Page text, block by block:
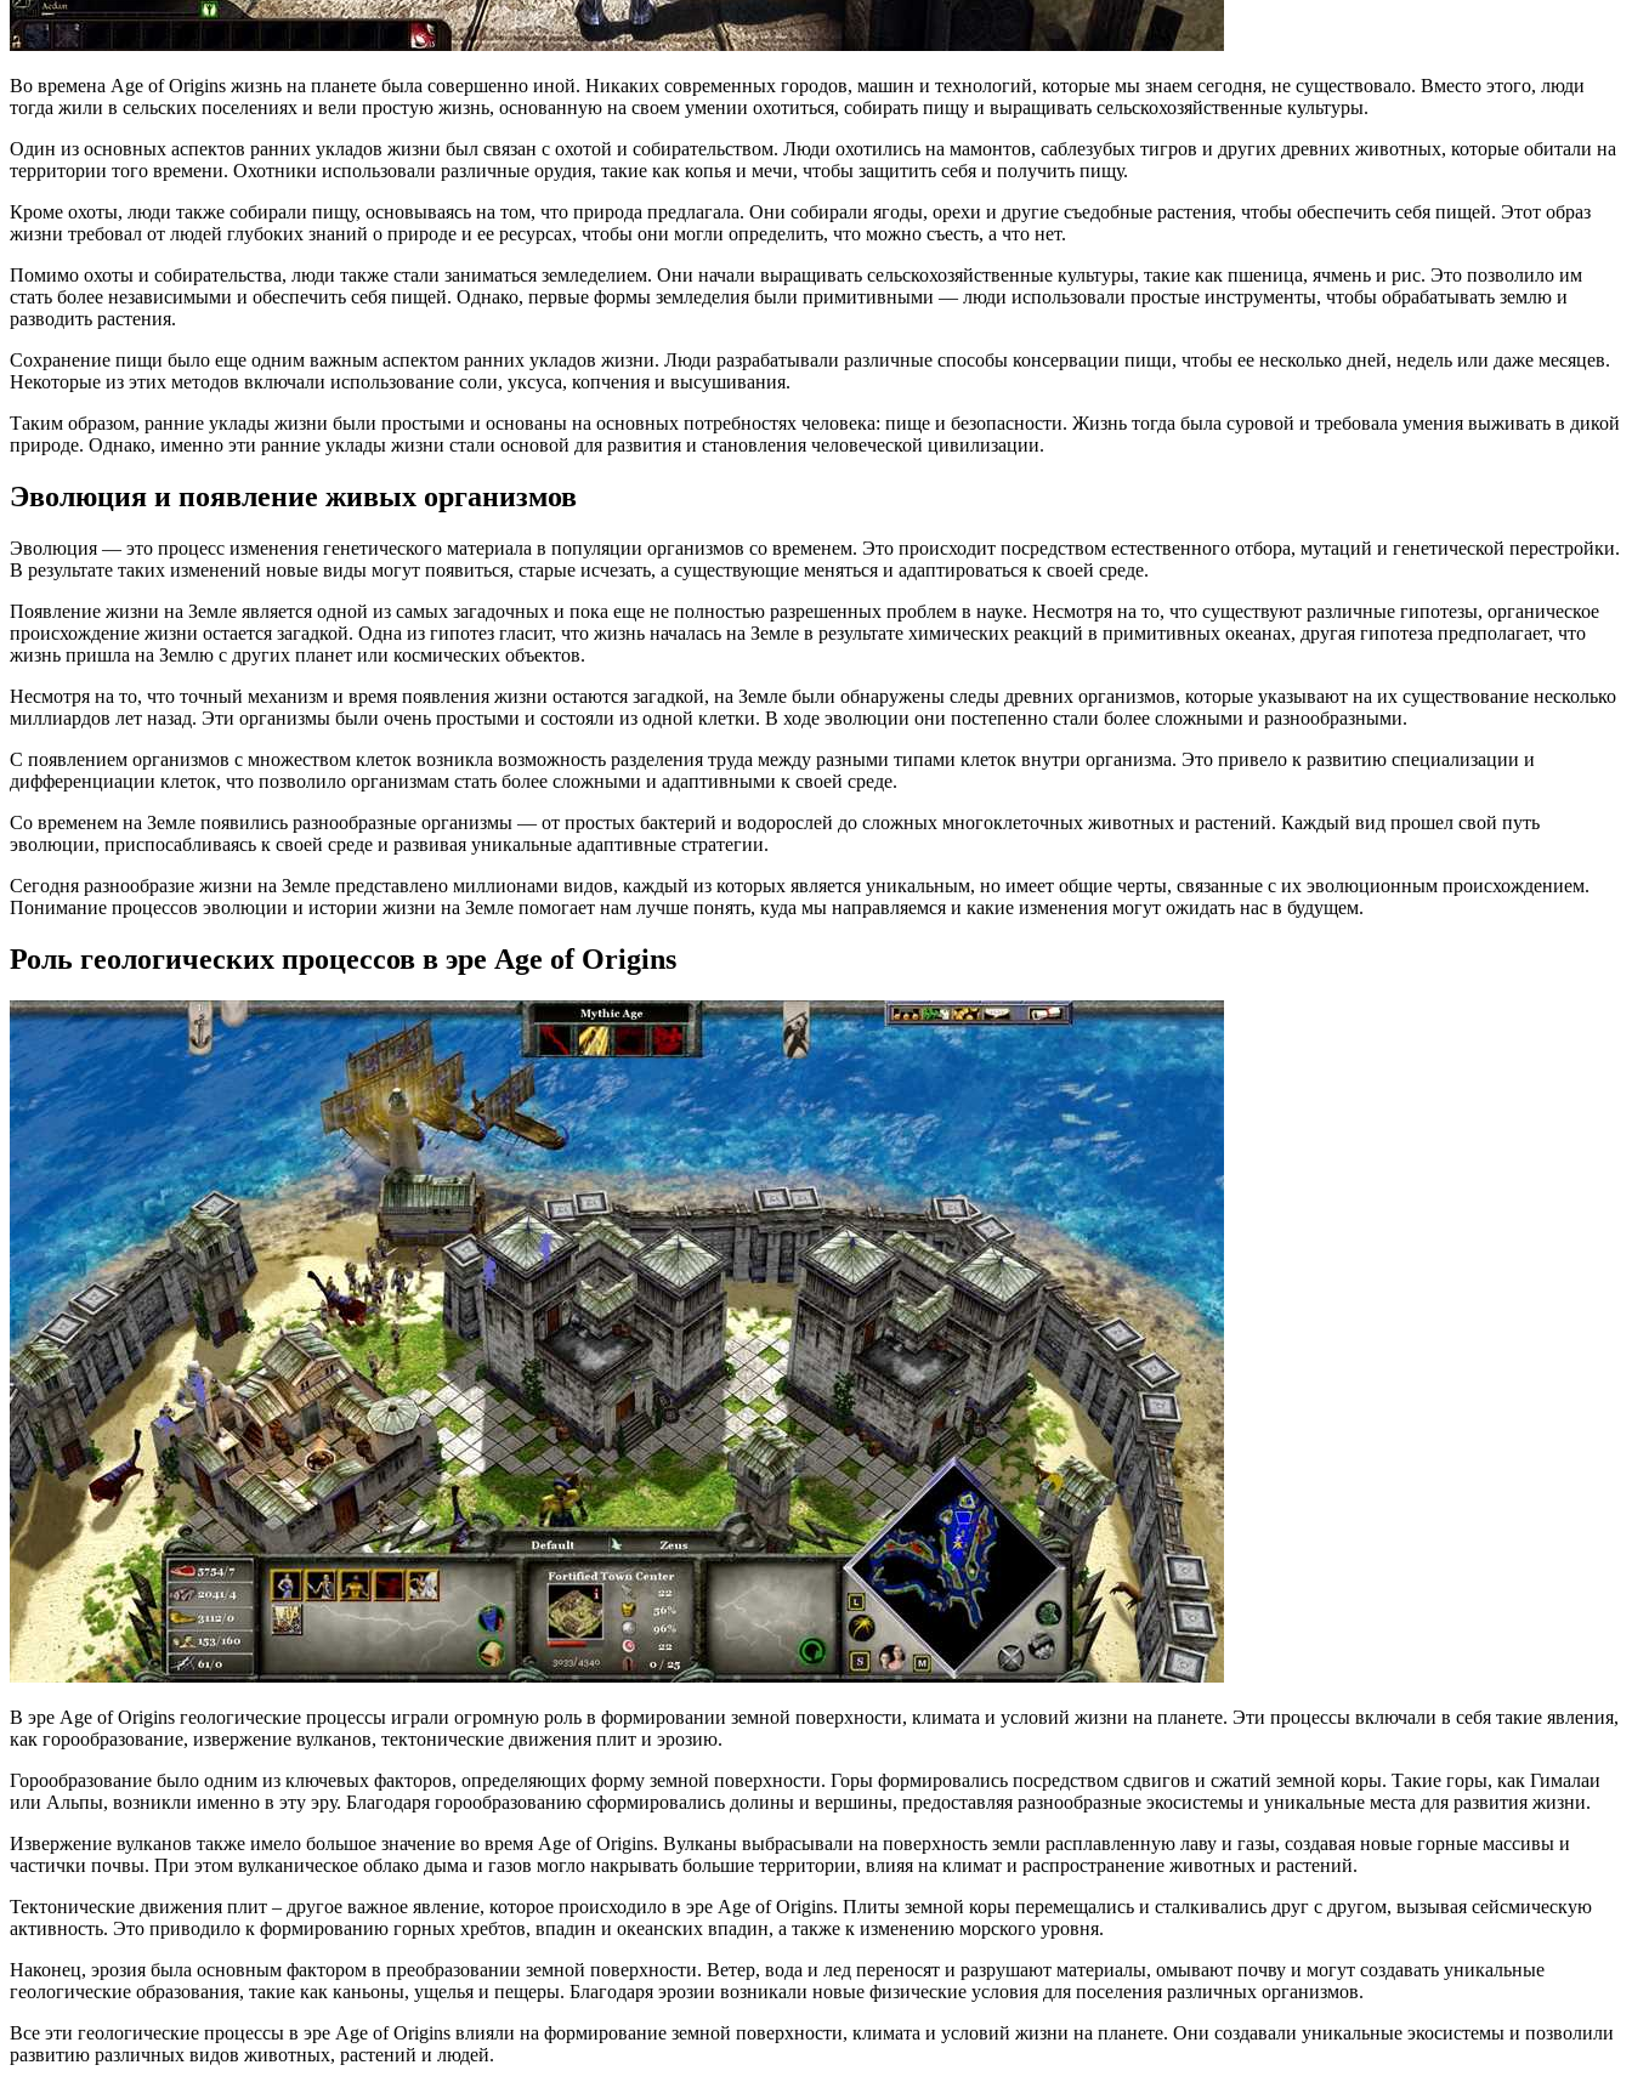
Во времена Age of Origins жизнь на планете была совершенно иной. Никаких современных городов, машин и технологий, которые мы знаем сегодня, не существовало. Вместо этого, люди
тогда жили в сельских поселениях и вели простую жизнь, основанную на своем умении охотиться, собирать пищу и выращивать сельскохозяйственные культуры.
Один из основных аспектов ранних укладов жизни был связан с охотой и собирательством. Люди охотились на мамонтов, саблезубых тигров и других древних животных, которые обитали на
территории того времени. Охотники использовали различные орудия, такие как копья и мечи, чтобы защитить себя и получить пищу.
Кроме охоты, люди также собирали пищу, основываясь на том, что природа предлагала. Они собирали ягоды, орехи и другие съедобные растения, чтобы обеспечить себя пищей. Этот образ
жизни требовал от людей глубоких знаний о природе и ее ресурсах, чтобы они могли определить, что можно съесть, а что нет.
Помимо охоты и собирательства, люди также стали заниматься земледелием. Они начали выращивать сельскохозяйственные культуры, такие как пшеница, ячмень и рис. Это позволило им
стать более независимыми и обеспечить себя пищей. Однако, первые формы земледелия были примитивными — люди использовали простые инструменты, чтобы обрабатывать землю и
разводить растения.
Сохранение пищи было еще одним важным аспектом ранних укладов жизни. Люди разрабатывали различные способы консервации пищи, чтобы ее несколько дней, недель или даже месяцев.
Некоторые из этих методов включали использование соли, уксуса, копчения и высушивания.
Таким образом, ранние уклады жизни были простыми и основаны на основных потребностях человека: пище и безопасности. Жизнь тогда была суровой и требовала умения выживать в дикой
природе. Однако, именно эти ранние уклады жизни стали основой для развития и становления человеческой цивилизации.
Эволюция и появление живых организмов
Эволюция — это процесс изменения генетического материала в популяции организмов со временем. Это происходит посредством естественного отбора, мутаций и генетической перестройки.
В результате таких изменений новые виды могут появиться, старые исчезать, а существующие меняться и адаптироваться к своей среде.
Появление жизни на Земле является одной из самых загадочных и пока еще не полностью разрешенных проблем в науке. Несмотря на то, что существуют различные гипотезы, органическое
происхождение жизни остается загадкой. Одна из гипотез гласит, что жизнь началась на Земле в результате химических реакций в примитивных океанах, другая гипотеза предполагает, что
жизнь пришла на Землю с других планет или космических объектов.
Несмотря на то, что точный механизм и время появления жизни остаются загадкой, на Земле были обнаружены следы древних организмов, которые указывают на их существование несколько
миллиардов лет назад. Эти организмы были очень простыми и состояли из одной клетки. В ходе эволюции они постепенно стали более сложными и разнообразными.
С появлением организмов с множеством клеток возникла возможность разделения труда между разными типами клеток внутри организма. Это привело к развитию специализации и
дифференциации клеток, что позволило организмам стать более сложными и адаптивными к своей среде.
Со временем на Земле появились разнообразные организмы — от простых бактерий и водорослей до сложных многоклеточных животных и растений. Каждый вид прошел свой путь
эволюции, приспосабливаясь к своей среде и развивая уникальные адаптивные стратегии.
Сегодня разнообразие жизни на Земле представлено миллионами видов, каждый из которых является уникальным, но имеет общие черты, связанные с их эволюционным происхождением.
Понимание процессов эволюции и истории жизни на Земле помогает нам лучше понять, куда мы направляемся и какие изменения могут ожидать нас в будущем.
Роль геологических процессов в эре Age of Origins
В эре Age of Origins геологические процессы играли огромную роль в формировании земной поверхности, климата и условий жизни на планете. Эти процессы включали в себя такие явления,
как горообразование, извержение вулканов, тектонические движения плит и эрозию.
Горообразование было одним из ключевых факторов, определяющих форму земной поверхности. Горы формировались посредством сдвигов и сжатий земной коры. Такие горы, как Гималаи
или Альпы, возникли именно в эту эру. Благодаря горообразованию сформировались долины и вершины, предоставляя разнообразные экосистемы и уникальные места для развития жизни.
Извержение вулканов также имело большое значение во время Age of Origins. Вулканы выбрасывали на поверхность земли расплавленную лаву и газы, создавая новые горные массивы и
частички почвы. При этом вулканическое облако дыма и газов могло накрывать большие территории, влияя на климат и распространение животных и растений.
Тектонические движения плит – другое важное явление, которое происходило в эре Age of Origins. Плиты земной коры перемещались и сталкивались друг с другом, вызывая сейсмическую
активность. Это приводило к формированию горных хребтов, впадин и океанских впадин, а также к изменению морского уровня.
Наконец, эрозия была основным фактором в преобразовании земной поверхности. Ветер, вода и лед переносят и разрушают материалы, омывают почву и могут создавать уникальные
геологические образования, такие как каньоны, ущелья и пещеры. Благодаря эрозии возникали новые физические условия для поселения различных организмов.
Все эти геологические процессы в эре Age of Origins влияли на формирование земной поверхности, климата и условий жизни на планете. Они создавали уникальные экосистемы и позволили
развитию различных видов животных, растений и людей.